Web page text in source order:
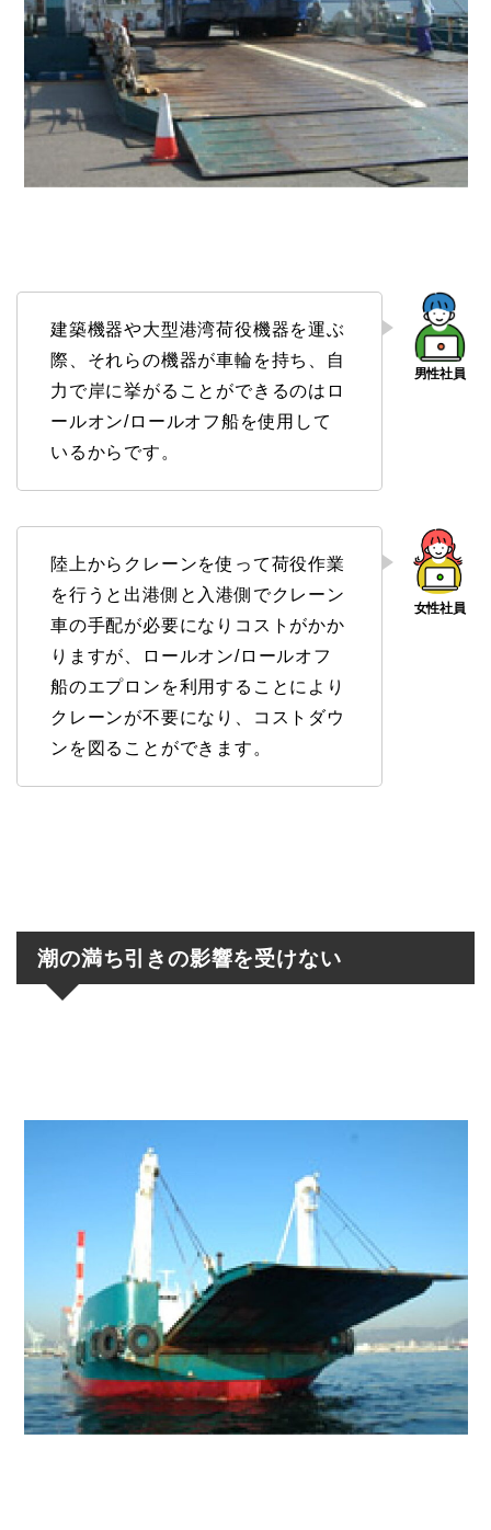
建築機器や大型港湾荷役機器を運ぶ
際、それらの機器が車輪を持ち、自
力で岸に挙がることができるのはロ
ールオン/ロールオフ船を使用して
いるからです。
陸上からクレーンを使って荷役作業
を行うと出港側と入港側でクレーン
車の手配が必要になりコストがかか
りますが、ロールオン/ロールオフ
船のエプロンを利用することにより
クレーンが不要になり、コストダウ
ンを図ることができます。
潮の満ち引きの影響を受けない